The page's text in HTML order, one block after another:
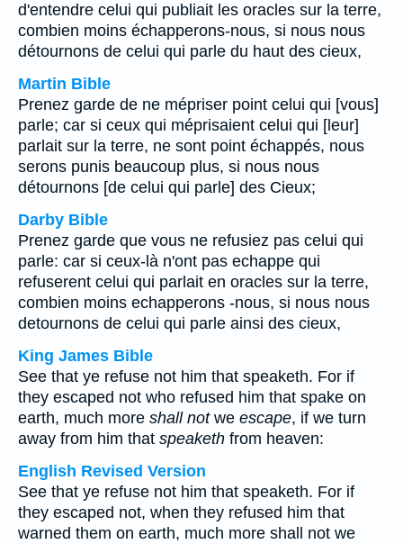
d'entendre celui qui publiait les oracles sur la terre,
combien moins échapperons-nous, si nous nous
détournons de celui qui parle du haut des cieux,
Martin Bible
Prenez garde de ne mépriser point celui qui [vous]
parle; car si ceux qui méprisaient celui qui [leur]
parlait sur la terre, ne sont point échappés, nous
serons punis beaucoup plus, si nous nous
détournons [de celui qui parle] des Cieux;
Darby Bible
Prenez garde que vous ne refusiez pas celui qui
parle: car si ceux-là n'ont pas echappe qui
refuserent celui qui parlait en oracles sur la terre,
combien moins echapperons -nous, si nous nous
detournons de celui qui parle ainsi des cieux,
King James Bible
See that ye refuse not him that speaketh. For if
they escaped not who refused him that spake on
earth, much more shall notwe escape, if we turn
away from him that speaketh from heaven:
English Revised Version
See that ye refuse not him that speaketh. For if
they escaped not, when they refused him that
warned them on earth, much more shall not we